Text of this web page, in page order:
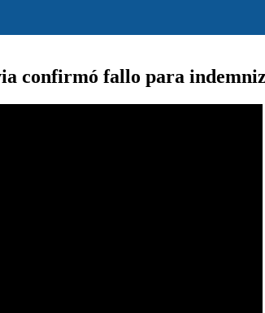
confirmó fallo para